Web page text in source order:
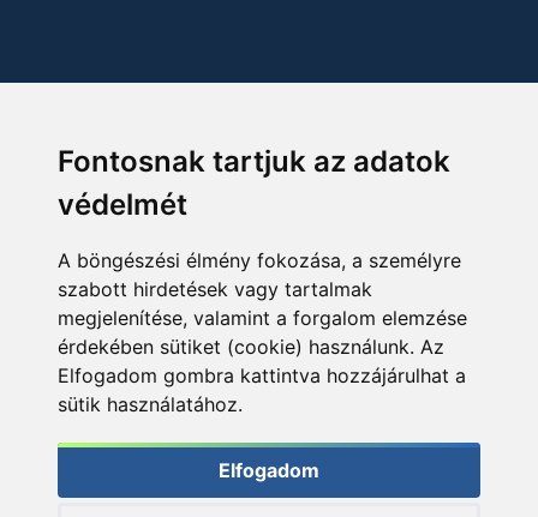
Fontosnak tartjuk az adatok
védelmét
A böngészési élmény fokozása, a személyre
szabott hirdetések vagy tartalmak
megjelenítése, valamint a forgalom elemzése
érdekében sütiket (cookie) használunk. Az
Elfogadom gombra kattintva hozzájárulhat a
sütik használatához.
Elfogadom